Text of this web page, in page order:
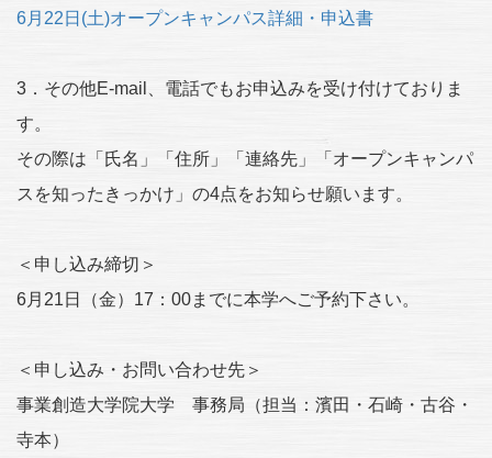
6月22日(土)オープンキャンパス詳細・申込書
3．その他E-mail、電話でもお申込みを受け付けておりま
す。
その際は「氏名」「住所」「連絡先」「オープンキャンパ
スを知ったきっかけ」の4点をお知らせ願います。
＜申し込み締切＞
6月21日（金）17：00までに本学へご予約下さい。
＜申し込み・お問い合わせ先＞
事業創造大学院大学 事務局（担当：濱田・石崎・古谷・
寺本）